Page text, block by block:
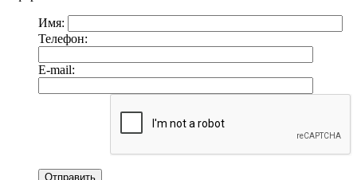
Имя:
Телефон:
E-mail: